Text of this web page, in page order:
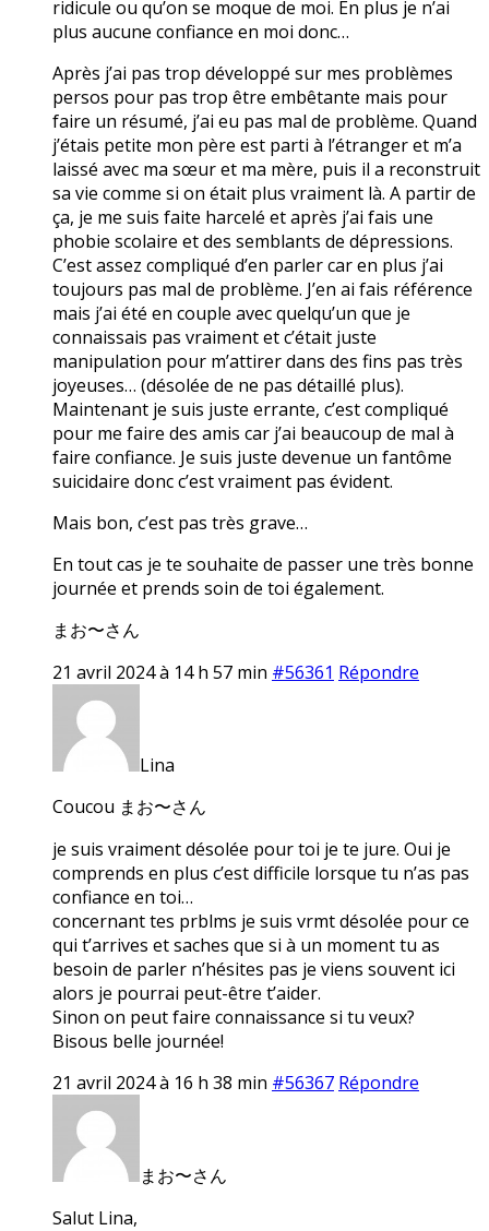
ridicule ou qu’on se moque de moi. En plus je n’ai
plus aucune confiance en moi donc…
Après j’ai pas trop développé sur mes problèmes
persos pour pas trop être embêtante mais pour
faire un résumé, j’ai eu pas mal de problème. Quand
j’étais petite mon père est parti à l’étranger et m’a
laissé avec ma sœur et ma mère, puis il a reconstruit
sa vie comme si on était plus vraiment là. A partir de
ça, je me suis faite harcelé et après j’ai fais une
phobie scolaire et des semblants de dépressions.
C’est assez compliqué d’en parler car en plus j’ai
toujours pas mal de problème. J’en ai fais référence
mais j’ai été en couple avec quelqu’un que je
connaissais pas vraiment et c’était juste
manipulation pour m’attirer dans des fins pas très
joyeuses… (désolée de ne pas détaillé plus).
Maintenant je suis juste errante, c’est compliqué
pour me faire des amis car j’ai beaucoup de mal à
faire confiance. Je suis juste devenue un fantôme
suicidaire donc c’est vraiment pas évident.
Mais bon, c’est pas très grave…
En tout cas je te souhaite de passer une très bonne
journée et prends soin de toi également.
まお〜さん
21 avril 2024 à 14 h 57 min #56361 Répondre
Lina
Coucou まお〜さん
je suis vraiment désolée pour toi je te jure. Oui je
comprends en plus c’est difficile lorsque tu n’as pas
confiance en toi…
concernant tes prblms je suis vrmt désolée pour ce
qui t’arrives et saches que si à un moment tu as
besoin de parler n’hésites pas je viens souvent ici
alors je pourrai peut-être t’aider.
Sinon on peut faire connaissance si tu veux?
Bisous belle journée!
21 avril 2024 à 16 h 38 min #56367 Répondre
まお〜さん
Salut Lina,